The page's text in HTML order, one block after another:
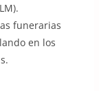
funerarias
en los